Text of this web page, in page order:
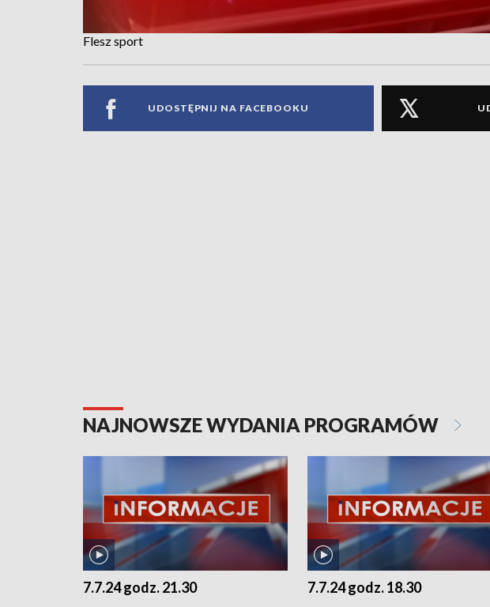
Flesz sport
UDOSTĘPNIJ NA FACEBOOKU
NAJNOWSZE WYDANIA PROGRAMÓW
7.7.24 godz. 21.30 7.7.24 godz. 18.30